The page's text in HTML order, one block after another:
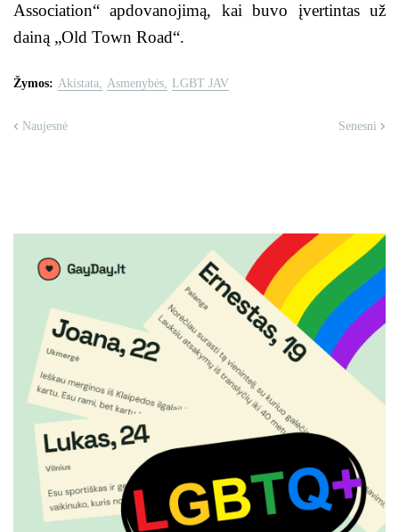
Association“ apdovanojimą, kai buvo įvertintas už
dainą „Old Town Road“.
Žymos: Akistata Asmenybės LGBT JAV
Naujesnė Senesni